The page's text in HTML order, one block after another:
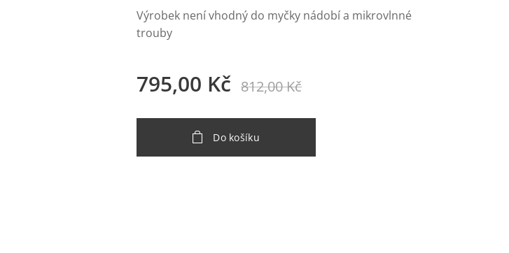
Výrobek není vhodný do myčky nádobí a mikrovlnné
trouby
795,00 Kč 812,00Kč
Do košíku